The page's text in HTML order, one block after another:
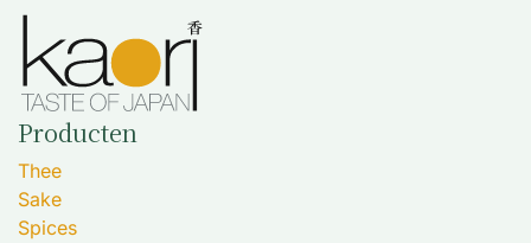
Producten
Thee
Sake
Spices